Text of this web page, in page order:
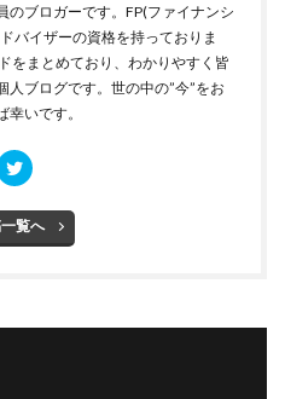
のブロガーです。FP(ファイナンシ
バイザーの資格を持っておりま
をまとめており、わかりやすく皆
ブログです。世の中の”今”をお
いです。
覧へ